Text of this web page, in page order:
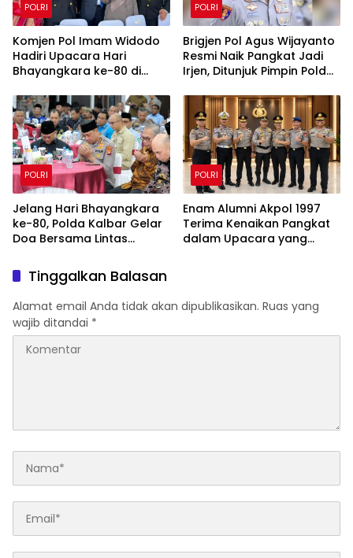
POLRI
Komjen Pol Imam Widodo
Hadiri Upacara Hari
Bhayangkara ke-80 di
POLRI
Brigjen Pol Agus Wijayanto
Resmi Naik Pangkat Jadi
Irjen, Ditunjuk Pimpin Polda
POLRI
Jelang Hari Bhayangkara
ke-80, Polda Kalbar Gelar
Doa Bersama Lintas
Pengabdian
POLRI
Enam Alumni Akpol 1997
Terima Kenaikan Pangkat
dalam Upacara yang
Tinggalkan Balasan
Alamat email Anda tidak akan dipublikasikan. Ruas yang
wajib ditandai *